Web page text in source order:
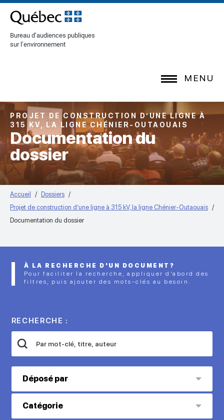
[Common.SkipToContent]
Bureau d’audiences publiques
sur l’environnement
MENU
PROJET DE CONSTRUCTION D’UNE LIGNE À
315 KV, LA LIGNE CHÉNIER-OUTAOUAIS
Documentation du
dossier
Accueil
Dossiers
Projet de construction d’une ligne à 315 kV, la ligne Chénier-Outaouais
Documentation du dossier
À LA RECHERCHE D'UN DOCUMENT?
Pour faciliter la recherche, appliquer d’abord des
filtres, puis ajouter des mots-clés au besoin.
RECHERCHE :
Déposé par
Catégorie